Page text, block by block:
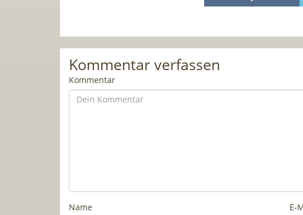
Kommentar verfassen
Kommentar
Name E-